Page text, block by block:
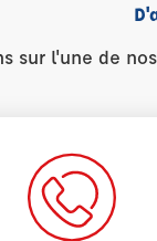
sur l'une de